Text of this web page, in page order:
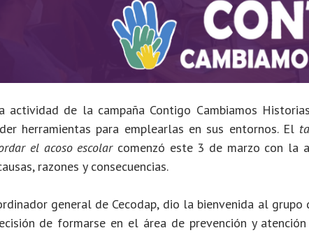
actividad de la campaña Contigo Cambiamos
herramientas para emplearlas en sus entornos. El
el acoso escolar comenzó este 3 de marzo con la
razones y consecuencias.
general de Cecodap, dio la bienvenida al
de formarse en el área de prevención y